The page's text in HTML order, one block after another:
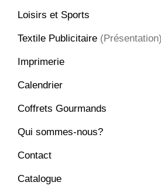
Loisirs et Sports
Textile Publicitaire (Présentation)
Imprimerie
Calendrier
Coffrets Gourmands
Qui sommes-nous?
Contact
Catalogue